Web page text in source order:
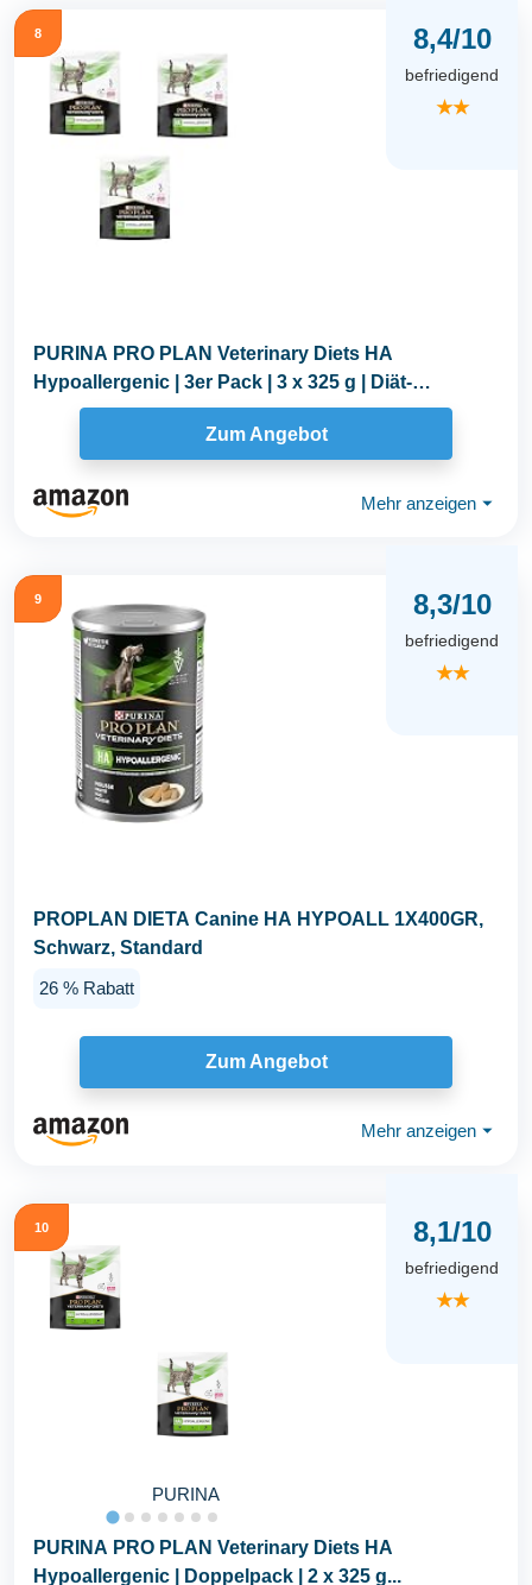
8 8,4/10
befriedigend
★★
PURINA PRO PLAN Veterinary Diets HA
Hypoallergenic | 3er Pack | 3 x 325 g | Diät-
Alleinfuttermittel...
Zum Angebot
Mehr anzeigen ⏷
9 8,3/10
befriedigend
★★
PROPLAN DIETA Canine HA HYPOALL 1X400GR,
Schwarz, Standard
26 % Rabatt
Zum Angebot
Mehr anzeigen ⏷
10
PURINA
8,1/10
befriedigend
★★
PURINA PRO PLAN Veterinary Diets HA
Hypoallergenic | Doppelpack | 2 x 325 g...